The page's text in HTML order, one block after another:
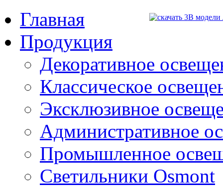
Главная
Продукция
Декоративное
Классическое
Эксклюзивное
Административное
Промышленное
Светильники Osmont